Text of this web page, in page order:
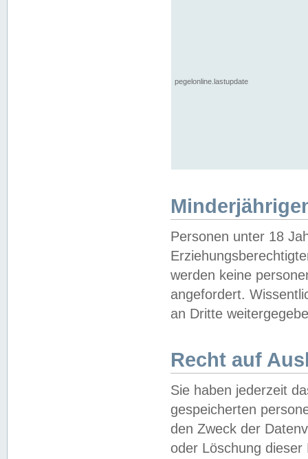
pegelonline.lastupdate
Personen unter 18
werden keine
angefordert.
an Dritte
Recht auf
Sie haben jederzeit
gespeicherten
den Zweck der
oder Löschung